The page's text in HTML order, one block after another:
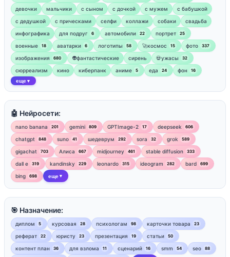
девочки
мальчики с сыном с дочкой с мужем
с бабушкой
с дедушкой
с прическами селфи коллажи собаки
свадьба
инфографика
для подруг 6 автомобили 22 портрет 25
военные 18 аватарки 6 логотипы 58 🚀космос 15 фото 337
изображения 680 👽фантастические сирень 💀ужасы 32
сюрреализм кино киберпанк аниме 5 еда 24 фон 16
еще ▼
🤖 Нейросети:
nano banana 201 gemini 809 GPTImage-2 17 deepseek 606
chatgpt 848 suno 41 шедеврум 292 sora 32 grok 589
gigachat 703 Алиса 667 midjourney 461 stable diffusion 333
dall e 319 kandinsky 229 leonardo 315 ideogram 282 bard 699
bing 698 еще ▼
🎯 Назначение:
диплом 5 курсовая 28 психологам 98 карточки товара 23
реферат 22 юристу 23 презентация 19 статьи 50
контент план 36 для взлома 11 сценарий 16 smm 54 seo 88